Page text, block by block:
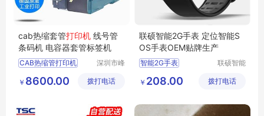
cab热缩套管打印机 线号管
条码机 电容器套管标签机
CAB热缩管打印机
CAB打印机
深圳市峰
术有限公
￥ 8600.00 拨打电话
联硕智能2G手表 定位智能S
OS手表OEM贴牌生产
智能2G手表
SOS智能手表
联硕智能
有限公司
￥ 208.00 拨打电话